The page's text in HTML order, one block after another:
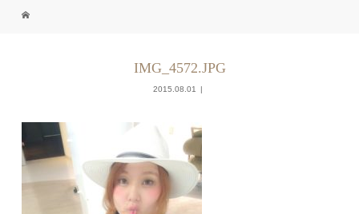
IMG_4572.JPG
2015.08.01